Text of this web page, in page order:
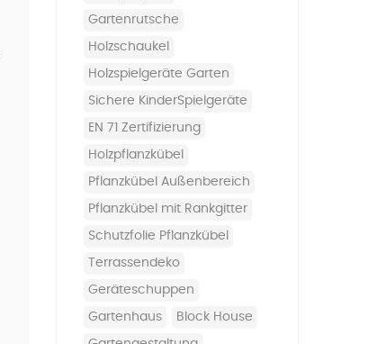
Gartenrutsche
Holzschaukel
Holzspielgeräte Garten
sichere KinderSpielgeräte
EN 71 Zertifizierung
Holzpflanzkübel
Pflanzkübel Außenbereich
Pflanzkübel mit Rankgitter
Schutzfolie Pflanzkübel
Terrassendeko
Geräteschuppen
Gartenhaus Block House